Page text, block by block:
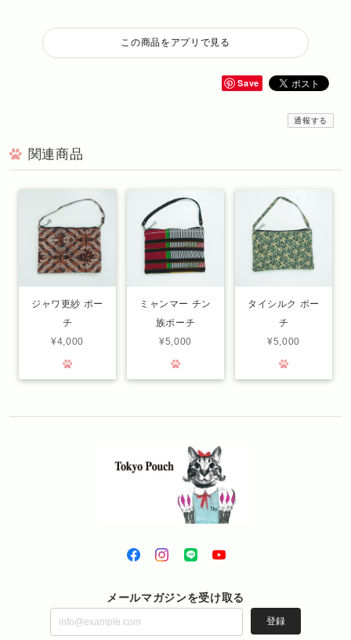
この商品をアプリで見る
Save
通報する
関連商品
ジャワ更紗 ポー
チ
¥4,000
ミャンマー チン
族ポーチ
¥5,000
タイシルク ポー
チ
¥5,000
メールマガジンを受け取る
登録